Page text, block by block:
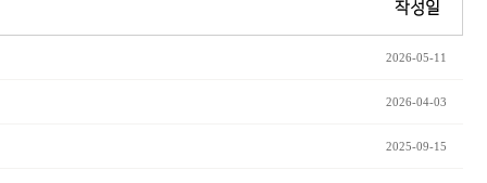
작성일
2026-05-11
2026-04-03
2025-09-15